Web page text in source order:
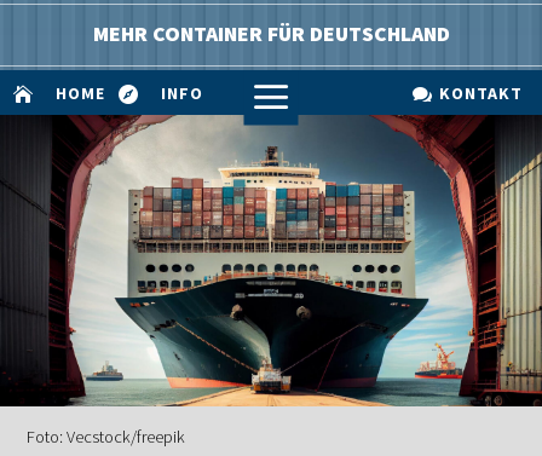
MEHR CONTAINER FÜR DEUTSCHLAND
 HOME  INFO a  KONTAKT
Foto: Vecstock/freepik